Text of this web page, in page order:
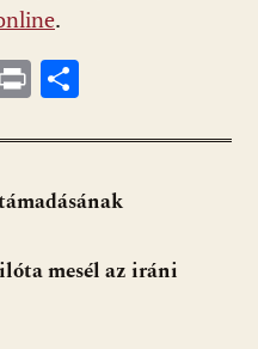
.
Pr
t za
m
g
mesél az iráni